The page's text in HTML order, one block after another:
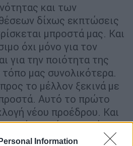
Information
και των
δίχως εκπτώσεις
μπροστά μας. Και
όχι μόνο για τον
για την ποιότητα της
μας συνολικότερα.
το μέλλον ξεκινά με
Αυτό το πρώτο
νέου προέδρου. Και
όλοι και όλες